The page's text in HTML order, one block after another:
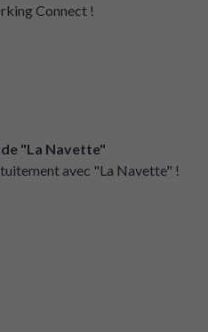
Connect !
"La Navette"
avec "La Navette" !